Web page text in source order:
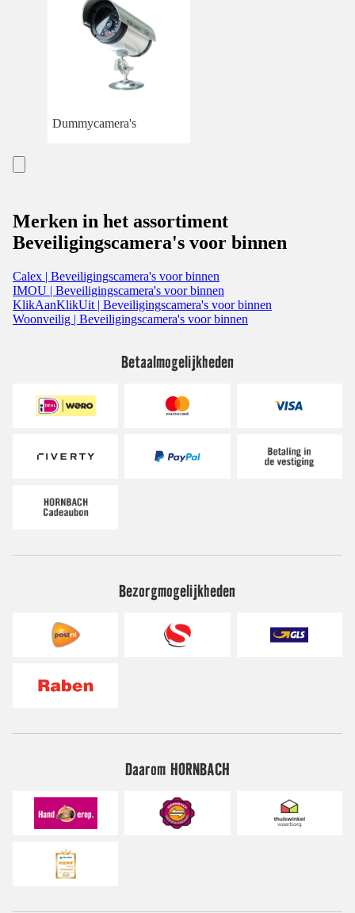
Dummycamera's
Merken in het assortiment
Beveiligingscamera's voor binnen
Calex | Beveiligingscamera's voor binnen
IMOU | Beveiligingscamera's voor binnen
KlikAanKlikUit | Beveiligingscamera's voor binnen
Woonveilig | Beveiligingscamera's voor binnen
Betaalmogelijkheden
Bezorgmogelijkheden
Daarom HORNBACH